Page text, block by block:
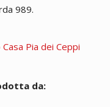
989.
Casa Pia dei Ceppi
da: